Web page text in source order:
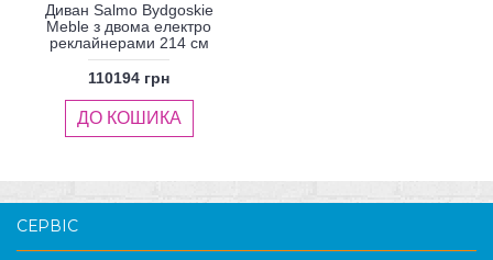
Диван Salmo Bydgoskie
Meble з двома електро
реклайнерами 214 см
110194 грн
ДО КОШИКА
СЕРВІС